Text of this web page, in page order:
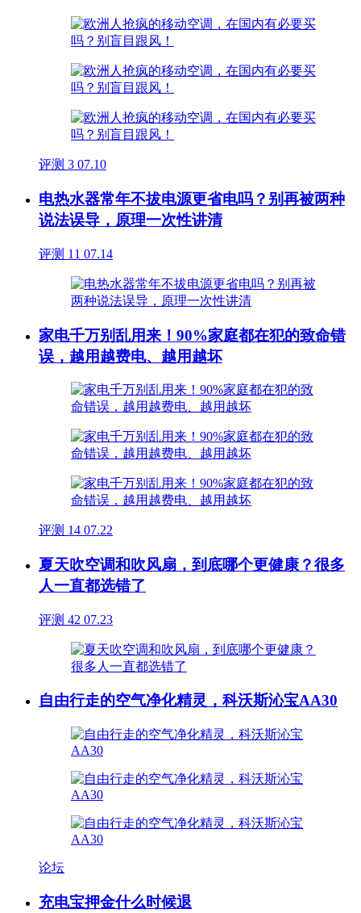
评测 3 07.10
电热水器常年不拔电源更省电吗？别再被两种
说法误导，原理一次性讲清
评测 11 07.14
家电千万别乱用来！90%家庭都在犯的致命错
误，越用越费电、越用越坏
评测 14 07.22
夏天吹空调和吹风扇，到底哪个更健康？很多
人一直都选错了
评测 42 07.23
自由行走的空气净化精灵，科沃斯沁宝AA30
论坛
充电宝押金什么时候退